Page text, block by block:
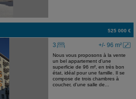
525 000 €
+/- 96 m²
3
Nous vous proposons à la vente
un bel appartement d'une
superficie de 96 m², en très bon
état, idéal pour une famille. Il se
compose de trois chambres à
coucher, d'une salle de...